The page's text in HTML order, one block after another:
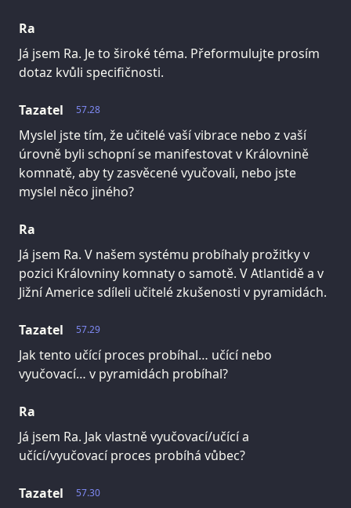
Ra
Já jsem Ra. Je to široké téma. Přeformulujte prosím
dotaz kvůli specifičnosti.
57.28
Tazatel
Myslel jste tím, že učitelé vaší vibrace nebo z vaší
úrovně byli schopní se manifestovat v Královnině
komnatě, aby ty zasvěcené vyučovali, nebo jste
myslel něco jiného?
Ra
Já jsem Ra. V našem systému probíhaly prožitky v
pozici Královniny komnaty o samotě. V Atlantidě a v
Jižní Americe sdíleli učitelé zkušenosti v pyramidách.
57.29
Tazatel
Jak tento učící proces probíhal… učící nebo
vyučovací… v pyramidách probíhal?
Ra
Já jsem Ra. Jak vlastně vyučovací/učící a
učící/vyučovací proces probíhá vůbec?
57.30
Tazatel